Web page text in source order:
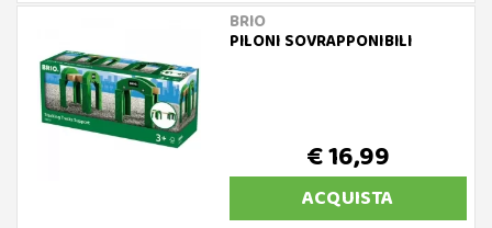
BRIO
PILONI SOVRAPPONIBILI
€ 16,99
ACQUISTA